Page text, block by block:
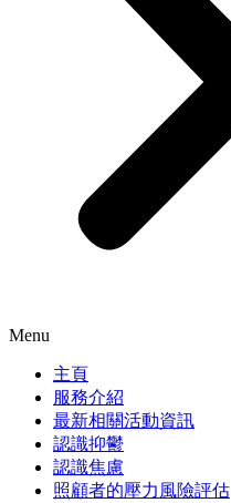
Menu
主頁
服務介紹
最新相關活動資訊
認識抑鬱
認識焦慮
照顧者的壓力風險評估